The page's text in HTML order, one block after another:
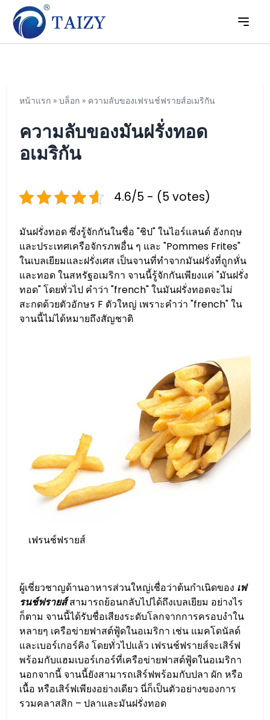
หน้าแรก » บล็อก » ความลับของเฟรนช์ฟรายส์อเมริกัน
ความลับของมันฝรั่งทอด
อเมริกัน
4.6/5 - (5 votes)
มันฝรั่งทอด ซึ่งรู้จักกันในชื่อ "ชิป" ในไอร์แลนด์ อังกฤษ
และประเทศเครือจักรภพอื่น ๆ และ "Pommes Frites"
ในเบลเยียมและฝรั่งเศส เป็นจานที่ทำจากมันฝรั่งที่ถูกหั่น
และทอด ในสหรัฐอเมริกา จานนี้รู้จักกันเพียงแค่ "มันฝรั่ง
ทอด" โดยทั่วไป คำว่า "french" ในมันฝรั่งทอดจะไม่
สะกดด้วยตัวอักษร F ตัวใหญ่ เพราะคำว่า "french" ใน
จานนี้ไม่ได้หมายถึงสัญชาติ
เฟรนช์ฟรายส์
ผู้เชี่ยวชาญด้านอาหารส่วนใหญ่เชื่อว่าต้นกำเนิดของ เฟ
รนช์ฟรายส์สามารถย้อนกลับไปได้ถึงเบลเยียม อย่างไร
ก็ตาม จานนี้ได้รับชื่อเสียงระดับโลกจากการครอบงำใน
หลายๆ เครือข่ายฟาสต์ฟู้ดในอเมริกา เช่น แมคโดนัลด์
และเบอร์เกอร์คิง โดยทั่วไปแล้ว เฟรนช์ฟรายส์จะเสิร์ฟ
พร้อมกับแฮมเบอร์เกอร์ที่เครือข่ายฟาสต์ฟู้ดในอเมริกา
นอกจากนี้ จานนี้ยังสามารถเสิร์ฟพร้อมกับปลา ผัก หรือ
เนื้อ หรือเสิร์ฟเพียงอย่างเดียว นี่ก็เป็นตัวอย่างของการ
รวมคลาสสิก – ปลาและมันฝรั่งทอด